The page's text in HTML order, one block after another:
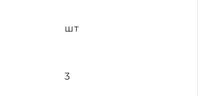
шт
3